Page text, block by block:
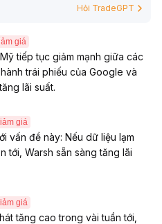
Hỏi TradeGPT
giá
tiếp tục giảm mạnh giữa các
trái phiếu của Google và
lãi suất.
giá
vấn đề này: Nếu dữ liệu lạm
tới, Warsh sẵn sàng tăng lãi
giá
tăng cao trong vài tuần tới,